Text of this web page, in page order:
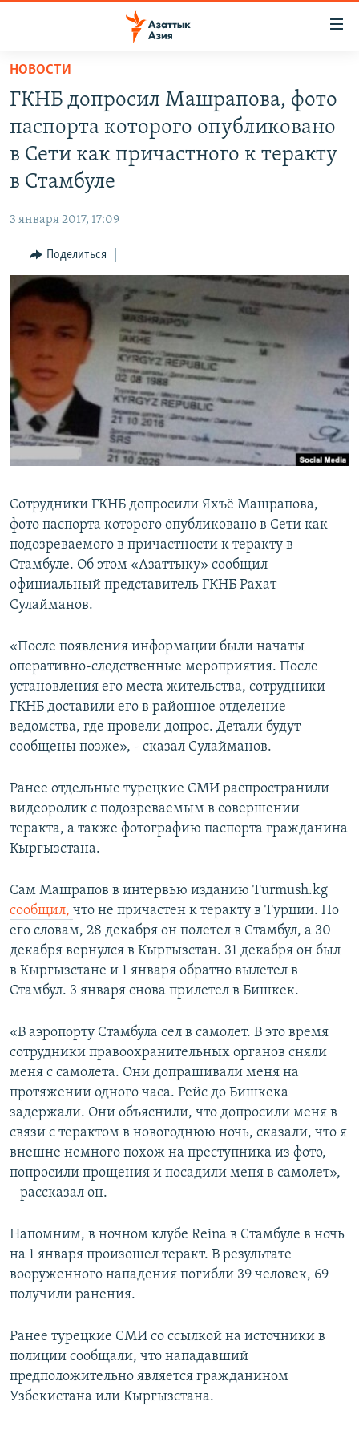
Вернуться
основному
содержанию
Вернутся
главной
Вернутся
поиску
КЫРГЫЗСТАН
УЗБЕКИСТАН
НОВОСТИ
ВОЙНА В УКРАИНЕ
НА ДРУГИХ ЯЗЫКАХ
КЫРГЫЗЧА
ЎЗБЕКЧА
ПОДПИШИТЕСЬ НА НАС В СОЦСЕТЯХ
Все сайты РСЕ/РС
НОВОСТИ
ГКНБ допросил Машрапова, фото
паспорта которого опубликовано
в Сети как причастного к теракту
в Стамбуле
3 января 2017, 17:09
Поделиться
Сотрудники ГКНБ допросили Яхъё Машрапова,
фото паспорта которого опубликовано в Сети как
подозреваемого в причастности к теракту в
Стамбуле. Об этом «Азаттыку» сообщил
официальный представитель ГКНБ Рахат
Сулайманов.
«После появления информации были начаты
оперативно-следственные мероприятия. После
установления его места жительства, сотрудники
ГКНБ доставили его в районное отделение
ведомства, где провели допрос. Детали будут
сообщены позже», - сказал Сулайманов.
Ранее отдельные турецкие СМИ распространили
видеоролик с подозреваемым в совершении
теракта, а также фотографию паспорта гражданина
Кыргызстана.
Сам Машрапов в интервью изданию Turmush.kg
сообщил, что не причастен к теракту в Турции. По
его словам, 28 декабря он полетел в Стамбул, а 30
декабря вернулся в Кыргызстан. 31 декабря он был
в Кыргызстане и 1 января обратно вылетел в
Стамбул. 3 января снова прилетел в Бишкек.
«В аэропорту Стамбула сел в самолет. В это время
сотрудники правоохранительных органов сняли
меня с самолета. Они допрашивали меня на
протяжении одного часа. Рейс до Бишкека
задержали. Они объяснили, что допросили меня в
связи с терактом в новогоднюю ночь, сказали, что я
внешне немного похож на преступника из фото,
попросили прощения и посадили меня в самолет»,
– рассказал он.
Напомним, в ночном клубе Reina в Стамбуле в ночь
на 1 января произошел теракт. В результате
вооруженного нападения погибли 39 человек, 69
получили ранения.
Ранее турецкие СМИ со ссылкой на источники в
полиции сообщали, что нападавший
предположительно является гражданином
Узбекистана или Кыргызстана.